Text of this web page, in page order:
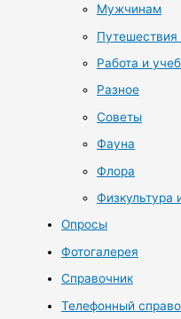
Мужчинам
Путешествия
Работа и
Разное
Советы
Фауна
Флора
Физкультура
Опросы
Фотогалерея
Справочник
Телефонный